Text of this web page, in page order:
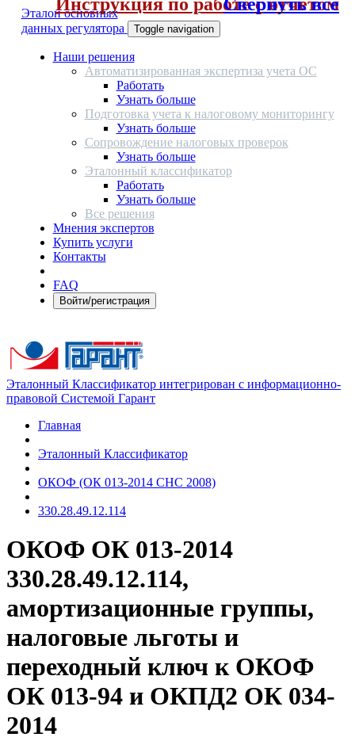
Эталон основных
данных регулятора
Toggle navigation
Наши решения
Автоматизированная экспертиза учета ОС
Работать
Узнать больше
Подготовка учета к налоговому мониторингу
Узнать больше
Сопровождение налоговых проверок
Узнать больше
Эталонный классификатор
Работать
Узнать больше
Все решения
Мнения экспертов
Купить услуги
Контакты
FAQ
Войти/регистрация
Эталонный Классификатор интегрирован с информационно-
правовой Системой Гарант
Главная
Эталонный Классификатор
ОКОФ (ОК 013-2014 СНС 2008)
330.28.49.12.114
ОКОФ ОК 013-2014
330.28.49.12.114,
амортизационные группы,
налоговые льготы и
переходный ключ к ОКОФ
ОК 013-94 и ОКПД2 ОК 034-
2014